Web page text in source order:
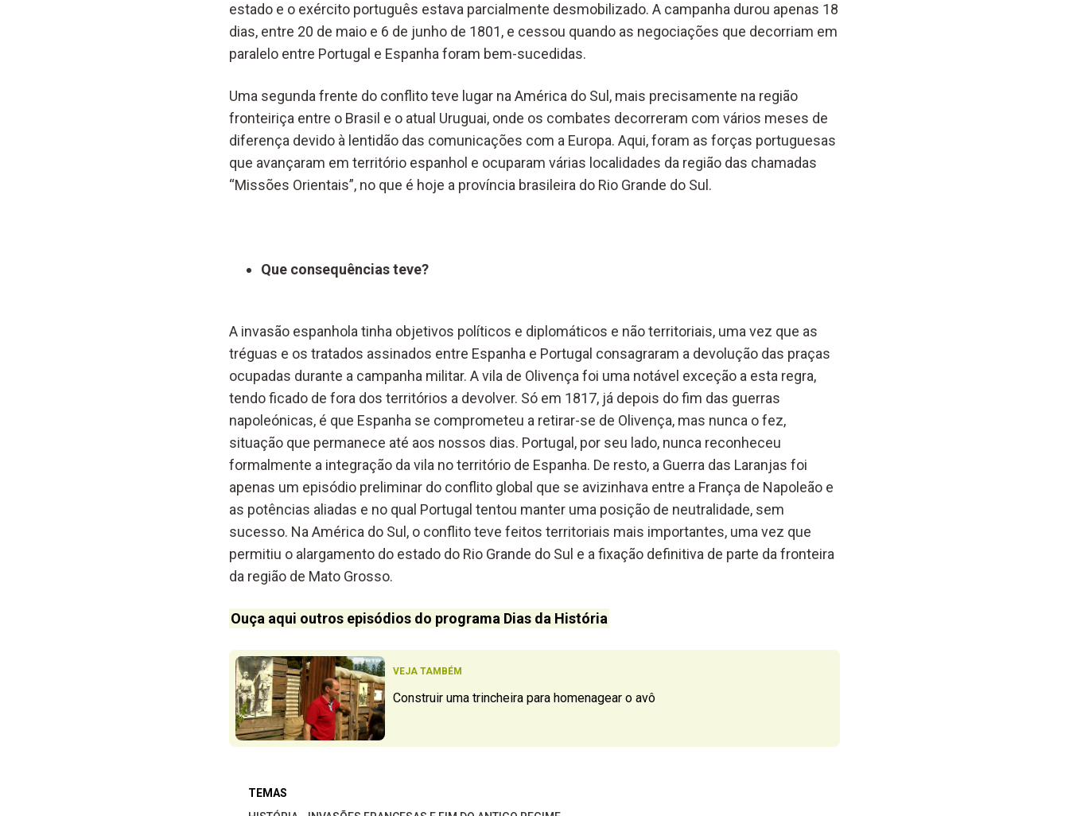
estado e o exército português estava parcialmente desmobilizado. A campanha durou apenas 18
dias, entre 20 de maio e 6 de junho de 1801, e cessou quando as negociações que decorriam em
paralelo entre Portugal e Espanha foram bem-sucedidas.
Uma segunda frente do conflito teve lugar na América do Sul, mais precisamente na região
fronteiriça entre o Brasil e o atual Uruguai, onde os combates decorreram com vários meses de
diferença devido à lentidão das comunicações com a Europa. Aqui, foram as forças portuguesas
que avançaram em território espanhol e ocuparam várias localidades da região das chamadas
“Missões Orientais”, no que é hoje a província brasileira do Rio Grande do Sul.
Que consequências teve?
A invasão espanhola tinha objetivos políticos e diplomáticos e não territoriais, uma vez que as
tréguas e os tratados assinados entre Espanha e Portugal consagraram a devolução das praças
ocupadas durante a campanha militar. A vila de Olivença foi uma notável exceção a esta regra,
tendo ficado de fora dos territórios a devolver. Só em 1817, já depois do fim das guerras
napoleónicas, é que Espanha se comprometeu a retirar-se de Olivença, mas nunca o fez,
situação que permanece até aos nossos dias. Portugal, por seu lado, nunca reconheceu
formalmente a integração da vila no território de Espanha. De resto, a Guerra das Laranjas foi
apenas um episódio preliminar do conflito global que se avizinhava entre a França de Napoleão e
as potências aliadas e no qual Portugal tentou manter uma posição de neutralidade, sem
sucesso. Na América do Sul, o conflito teve feitos territoriais mais importantes, uma vez que
permitiu o alargamento do estado do Rio Grande do Sul e a fixação definitiva de parte da fronteira
da região de Mato Grosso.
Ouça aqui outros episódios do programa Dias da História
VEJA TAMBÉM
Construir uma trincheira para homenagear o avô
TEMAS